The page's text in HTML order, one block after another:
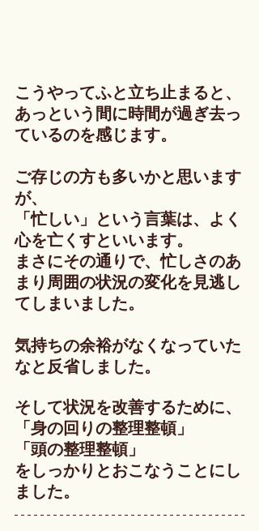
こうやってふと立ち止まると、
あっという間に時間が過ぎ去っ
ているのを感じます。
ご存じの方も多いかと思います
が、
「忙しい」という言葉は、よく
心を亡くすといいます。
まさにその通りで、忙しさのあ
まり周囲の状況の変化を見逃し
てしまいました。
気持ちの余裕がなくなっていた
なと反省しました。
そして状況を改善するために、
「身の回りの整理整頓」
「頭の整理整頓」
をしっかりとおこなうことにし
ました。